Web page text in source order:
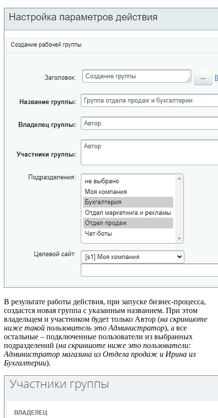
В результате работы действия, при запуске бизнес-процесса,
создастся новая группа с указанным названием. При этом
владельцем и участником будет только Автор (на скриншоте
ниже такой пользователь это Администратор), а все
остальные – подключенные пользователи из выбранных
подразделений (на скриншоте ниже это пользователи:
Администратор магазина из Отдела продаж и Ирина из
Бухгалтерии).